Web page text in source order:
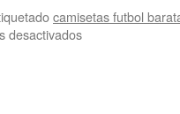
camisetas futbol
desactivadosen